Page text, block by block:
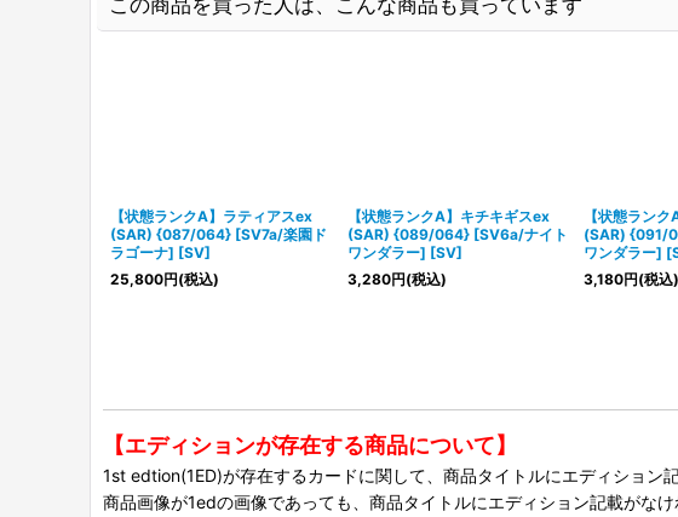
【状態ランクA】ラティアスex
(SAR) {087/064} [SV7a/楽園ド
ラゴーナ] [SV]
25,800円(税込)
【状態ランクA】キチキギスex
(SAR) {089/064} [SV6a/ナイト
ワンダラー] [SV]
3,280円(税込)
【状態ラン
(SAR) {091/
ワンダラー]
3,180円(税込)
【エディションが存在する商品について】
1st edtion(1ED)が存在するカードに関して、商品タイトルにエディション
商品画像が1edの画像であっても、商品タイトルにエディション記載がなけ